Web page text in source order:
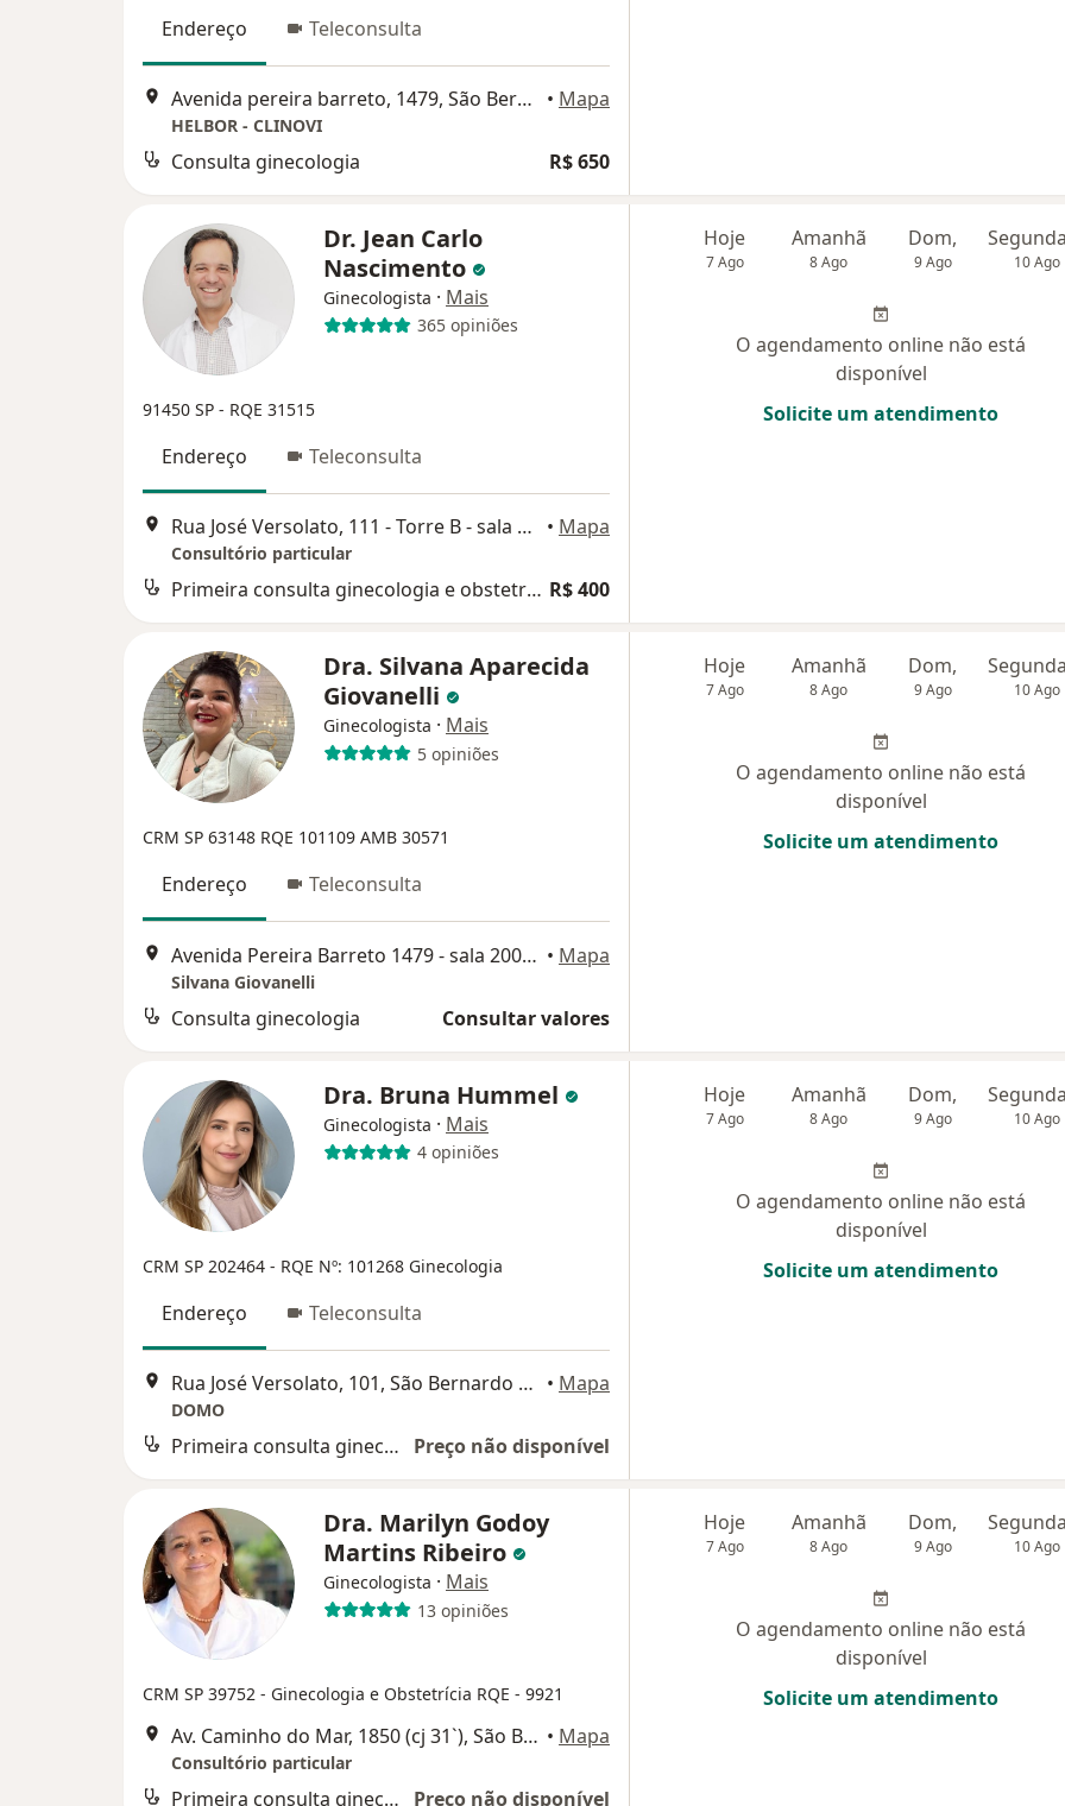
Endereço Teleconsulta
Avenida pereira barreto, 1479, São Bernardo do Campo • Mapa
HELBOR - CLINOVI
Consulta ginecologia R$ 650
Dr. Jean Carlo
Nascimento
Ginecologista · Mais
365 opiniões
91450 SP - RQE 31515
Endereço Teleconsulta
Rua José Versolato, 111 - Torre B - sala 1423 - 14º andar, São Bernardo do Campo • Mapa
Consultório particular
Primeira consulta ginecologia e obstetrícia R$ 400
Hoje
7 Ago
Amanhã
8 Ago
Dom,
9 Ago 10 Ago
O agendamento online não está
disponível
Solicite um atendimento
Dra. Silvana Aparecida
Giovanelli
Ginecologista · Mais
5 opiniões
CRM SP 63148 RQE 101109 AMB 30571
Endereço Teleconsulta
Avenida Pereira Barreto 1479 - sala 2005, São Bernardo do Campo • Mapa
Silvana Giovanelli
Consulta ginecologia Consultar valores
Hoje
7 Ago
Amanhã
8 Ago
Dom,
9 Ago 10 Ago
O agendamento online não está
disponível
Solicite um atendimento
Dra. Bruna Hummel
Ginecologista · Mais
4 opiniões
CRM SP 202464 - RQE Nº: 101268 Ginecologia
Endereço Teleconsulta
Rua José Versolato, 101, São Bernardo do Campo • Mapa
DOMO
Primeira consulta ginecologia e obstetrícia Preço não disponível
Hoje
7 Ago
Amanhã
8 Ago
Dom,
9 Ago 10 Ago
O agendamento online não está
disponível
Solicite um atendimento
Dra. Marilyn Godoy
Martins Ribeiro
Ginecologista · Mais
13 opiniões
CRM SP 39752 - Ginecologia e Obstetrícia RQE - 9921
Av. Caminho do Mar, 1850 (cj 31`), São Bernardo do Campo • Mapa
Consultório particular
Primeira consulta ginecologia e obstetrícia Preço não disponível
Hoje
7 Ago
Amanhã
8 Ago
Dom,
9 Ago 10 Ago
O agendamento online não está
disponível
Solicite um atendimento